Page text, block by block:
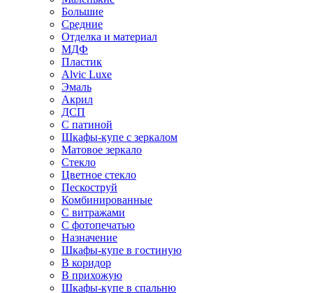
Большие
Средние
Отделка и материал
МДФ
Пластик
Alvic Luxe
Эмаль
Акрил
ДСП
С патиной
Шкафы-купе с зеркалом
Матовое зеркало
Стекло
Цветное стекло
Пескоструй
Комбинированные
С витражами
С фотопечатью
Назначение
Шкафы-купе в гостиную
В коридор
В прихожую
Шкафы-купе в спальню